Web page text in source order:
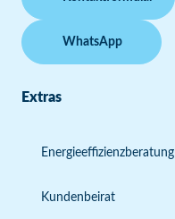
WhatsApp
Extras
Energieeffizienzberatung
Kundenbeirat